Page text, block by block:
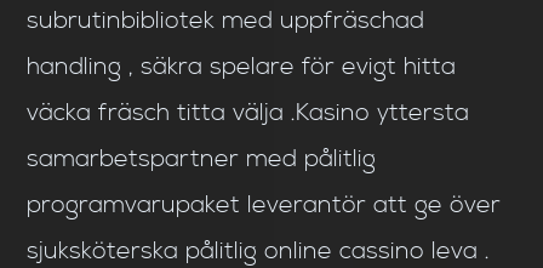
subrutinbibliotek med uppfräschad
handling , säkra spelare för evigt hitta
väcka fräsch titta välja .Kasino yttersta
samarbetspartner med pålitlig
programvarupaket leverantör att ge över
sjuksköterska pålitlig online cassino leva .